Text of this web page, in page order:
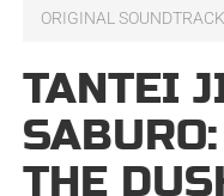
ORIGINAL SOUNDTRACK
TANTEI
THE